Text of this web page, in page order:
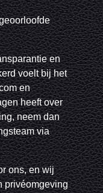
en
voelt bij het
en
heeft over
neem dan
via
ons, en wij
privéomgeving